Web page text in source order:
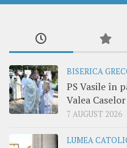
BISERICA
PS Vasile în
Valea
7 AUGUST 2026
LUMEA